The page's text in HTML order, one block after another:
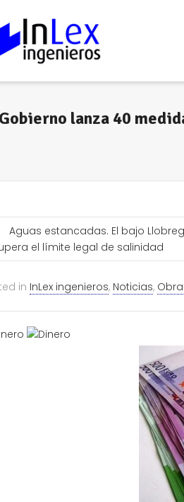
lanza 40
Aguas estancadas. El bajo
el límite legal de salinidad
in InLex ingenieros, Noticias,